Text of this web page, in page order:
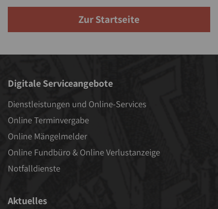
Zur Startseite
Digitale Serviceangebote
Dienstleistungen und Online-Services
Online Terminvergabe
Online Mängelmelder
Online Fundbüro & Online Verlustanzeige
Notfalldienste
Aktuelles